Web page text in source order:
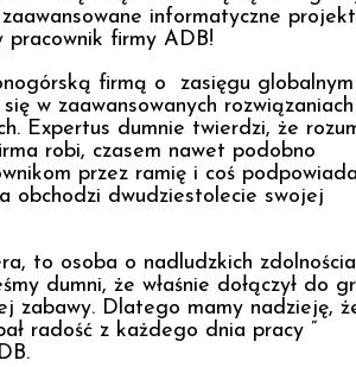
informatyczne
pracownik firmy ADB!
firmą o zasięgu globalnym
w zaawansowanych rozwiązaniach
Expertus dumnie twierdzi, że
robi, czasem nawet podobno
przez ramię i coś
obchodzi dwudziestolecie swojej
to osoba o nadludzkich
dumni, że właśnie dołączył do
zabawy. Dlatego mamy nadzieję,
radość z każdego dnia pracy ”